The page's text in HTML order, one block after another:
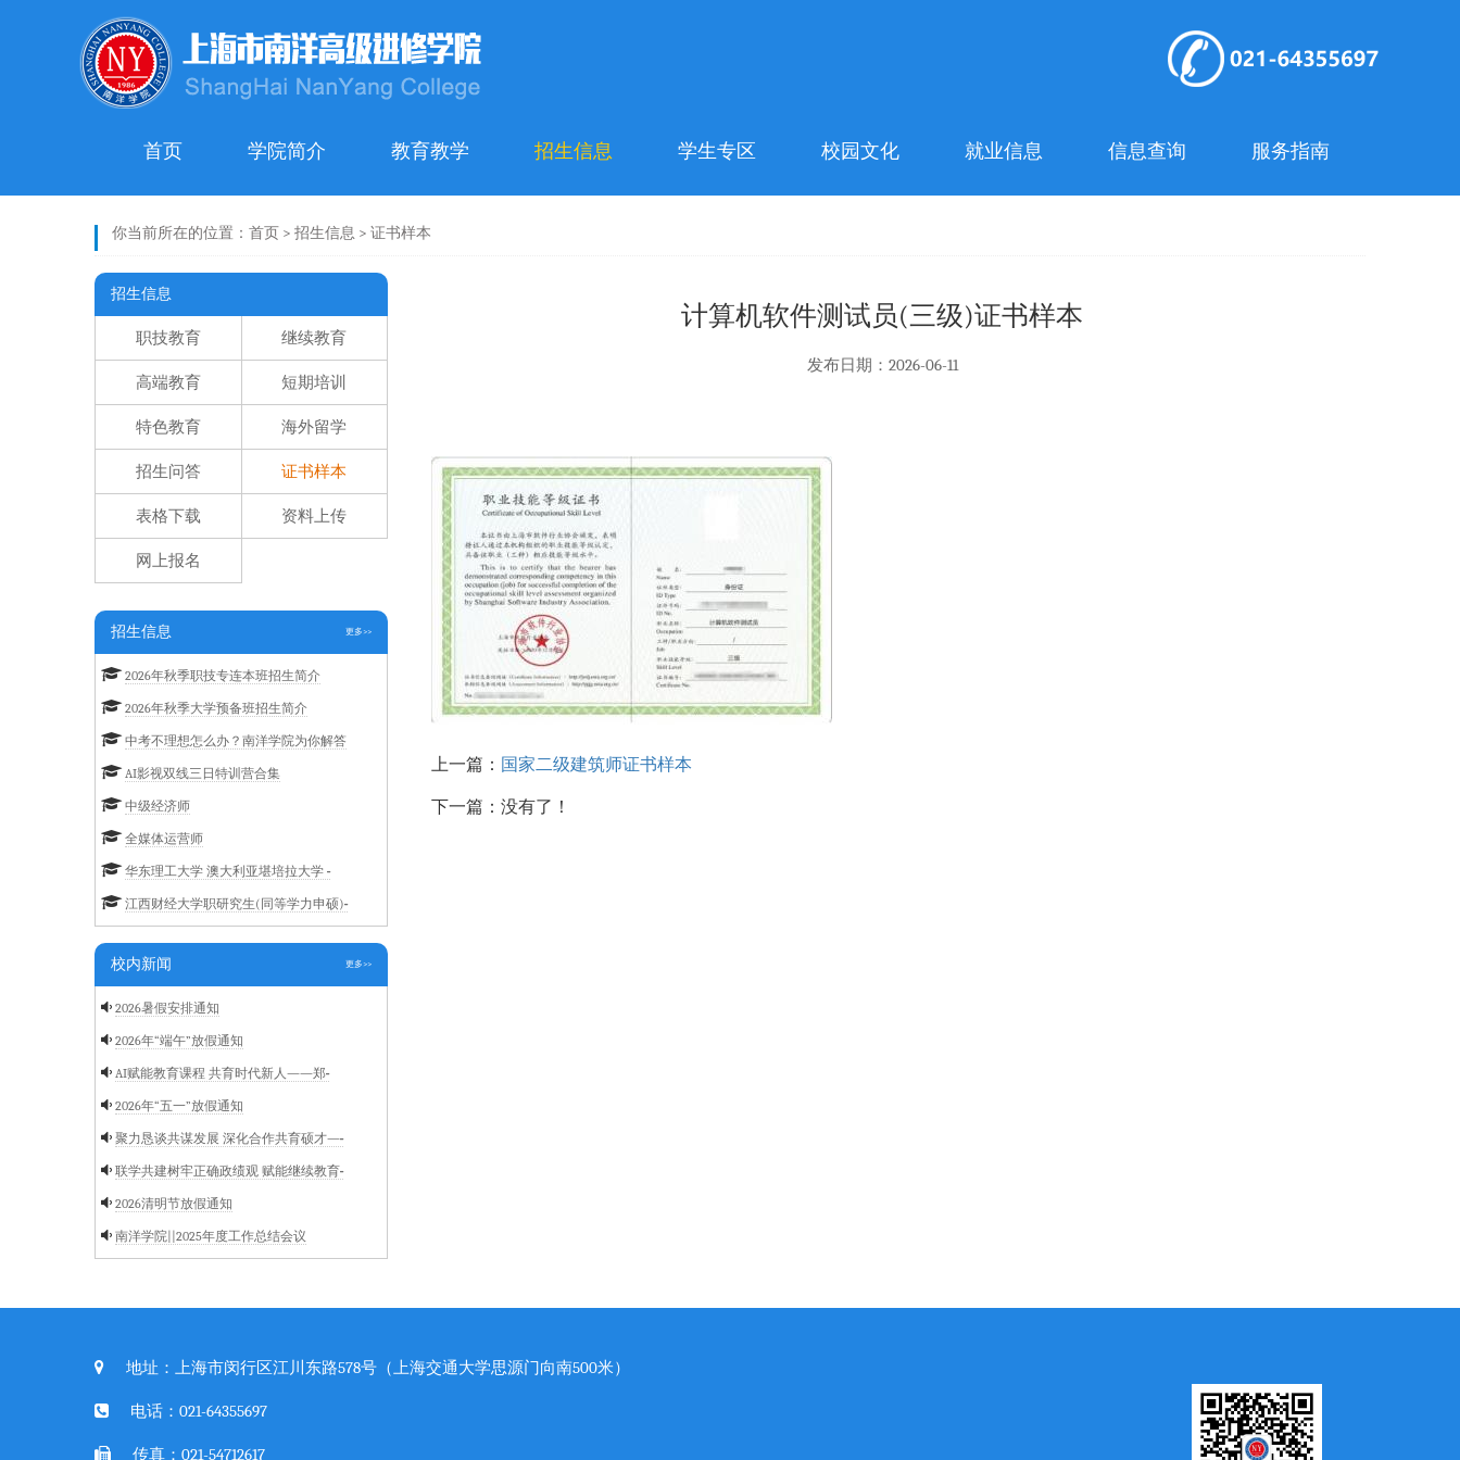
首页 学院简介 教育教学 招生信息 学生专区 校园文化 就业信息 信息查询 服务指南
你当前所在的位置： 首页 > 招生信息 > 证书样本
招生信息
职技教育 继续教育
高端教育 短期培训
特色教育 海外留学
招生问答 证书样本
表格下载 资料上传
网上报名
招生信息 更多>>
2026年秋季职技专连本班招生简介
2026年秋季大学预备班招生简介
中考不理想怎么办？南洋学院为你解答
AI影视双线三日特训营合集
中级经济师
全媒体运营师
华东理工大学 澳大利亚堪培拉大学 ···
江西财经大学职研究生(同等学力申硕)···
校内新闻 更多>>
2026暑假安排通知
2026年“端午”放假通知
AI赋能教育课程 共育时代新人——郑···
2026年“五一”放假通知
聚力恳谈共谋发展 深化合作共育硕才—···
联学共建树牢正确政绩观 赋能继续教育···
2026清明节放假通知
南洋学院||2025年度工作总结会议
计算机软件测试员(三级)证书样本
发布日期：2026-06-11
上一篇： 国家二级建筑师证书样本
下一篇：没有了！
地址：上海市闵行区江川东路578号（上海交通大学思源门向南500米）
电话：021-64355697
传真：021-54712617